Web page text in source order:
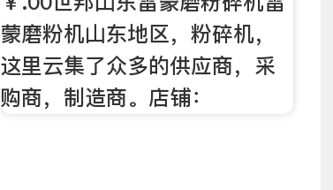
蒙磨粉机山东地区，粉碎机，
这里云集了众多的供应商，采
购商，制造商。店铺：